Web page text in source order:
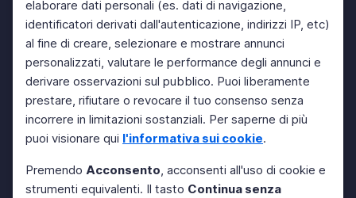
elaborare dati personali (es. dati di navigazione,
identificatori derivati dall'autenticazione, indirizzi IP, etc)
al fine di creare, selezionare e mostrare annunci
personalizzati, valutare le performance degli annunci e
derivare osservazioni sul pubblico. Puoi liberamente
prestare, rifiutare o revocare il tuo consenso senza
incorrere in limitazioni sostanziali. Per saperne di più
puoi visionare qui l'informativa sui cookie.
Premendo Acconsento, acconsenti all'uso di cookie e
strumenti equivalenti. Il tasto Continua senza